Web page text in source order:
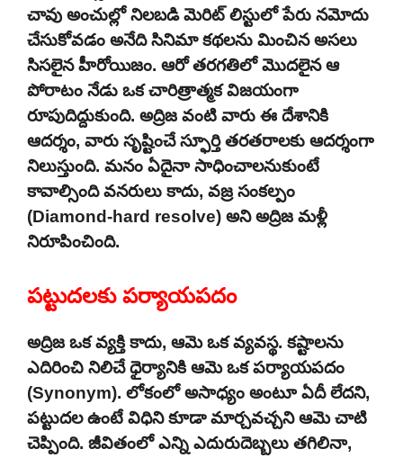
చావు అంచుల్లో నిలబడి మెరిట్ లిస్టులో పేరు నమోదు
చేసుకోవడం అనేది సినిమా కథలను మించిన అసలు
సిసలైన హీరోయిజం. ఆరో తరగతిలో మొదలైన ఆ
పోరాటం నేడు ఒక చారిత్రాత్మక విజయంగా
రూపుదిద్దుకుంది. అద్రిజ వంటి వారు ఈ దేశానికి
ఆదర్శం, వారు సృష్టించే స్ఫూర్తి తరతరాలకు ఆదర్శంగా
నిలుస్తుంది. మనం ఏదైనా సాధించాలనుకుంటే
కావాల్సింది వనరులు కాదు, వజ్ర సంకల్పం
(Diamond-hard resolve) అని అద్రిజ మళ్లీ
నిరూపించింది.
పట్టుదలకు పర్యాయపదం
అద్రిజ ఒక వ్యక్తి కాదు, ఆమె ఒక వ్యవస్థ. కష్టాలను
ఎదిరించి నిలిచే ధైర్యానికి ఆమె ఒక పర్యాయపదం
(Synonym). లోకంలో అసాధ్యం అంటూ ఏదీ లేదని,
పట్టుదల ఉంటే విధిని కూడా మార్చవచ్చని ఆమె చాటి
చెప్పింది. జీవితంలో ఎన్ని ఎదురుదెబ్బలు తగిలినా,